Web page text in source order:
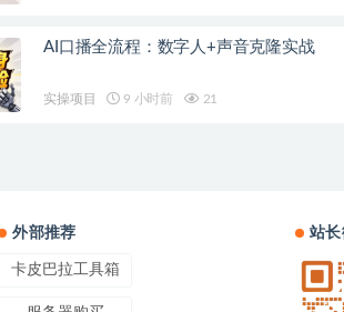
AI口播全流程：数字人+声音克隆实战
实操项目 9 小时前 21
外部推荐
卡皮巴拉工具箱
站